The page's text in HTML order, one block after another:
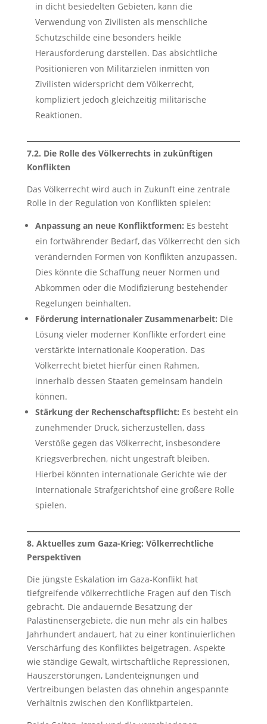
in dicht besiedelten Gebieten, kann die
Verwendung von Zivilisten als menschliche
Schutzschilde eine besonders heikle
Herausforderung darstellen. Das absichtliche
Positionieren von Militärzielen inmitten von
Zivilisten widerspricht dem Völkerrecht,
kompliziert jedoch gleichzeitig militärische
Reaktionen.
7.2. Die Rolle des Völkerrechts in zukünftigen
Konflikten
Das Völkerrecht wird auch in Zukunft eine zentrale
Rolle in der Regulation von Konflikten spielen:
Anpassung an neue Konfliktformen: Es besteht
ein fortwährender Bedarf, das Völkerrecht den sich
verändernden Formen von Konflikten anzupassen.
Dies könnte die Schaffung neuer Normen und
Abkommen oder die Modifizierung bestehender
Regelungen beinhalten.
Förderung internationaler Zusammenarbeit: Die
Lösung vieler moderner Konflikte erfordert eine
verstärkte internationale Kooperation. Das
Völkerrecht bietet hierfür einen Rahmen,
innerhalb dessen Staaten gemeinsam handeln
können.
Stärkung der Rechenschaftspflicht: Es besteht ein
zunehmender Druck, sicherzustellen, dass
Verstöße gegen das Völkerrecht, insbesondere
Kriegsverbrechen, nicht ungestraft bleiben.
Hierbei könnten internationale Gerichte wie der
Internationale Strafgerichtshof eine größere Rolle
spielen.
8. Aktuelles zum Gaza-Krieg: Völkerrechtliche
Perspektiven
Die jüngste Eskalation im Gaza-Konflikt hat
tiefgreifende völkerrechtliche Fragen auf den Tisch
gebracht. Die andauernde Besatzung der
Palästinensergebiete, die nun mehr als ein halbes
Jahrhundert andauert, hat zu einer kontinuierlichen
Verschärfung des Konfliktes beigetragen. Aspekte
wie ständige Gewalt, wirtschaftliche Repressionen,
Hauszerstörungen, Landenteignungen und
Vertreibungen belasten das ohnehin angespannte
Verhältnis zwischen den Konfliktparteien.